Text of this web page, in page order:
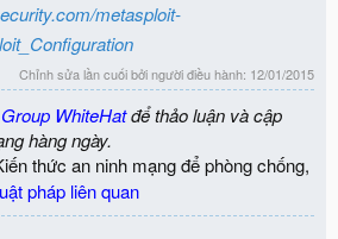
metasploit-
Chỉnh sửa lần cuối bởi người điều hành: 12/01/2015
Group WhiteHatđể thảo luận và cập
hàng ngày.
thức an ninh mạng để phòng chống,
pháp liên quan